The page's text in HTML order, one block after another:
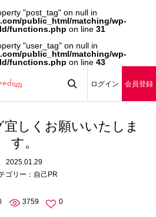
"post_tag" on null in
public_html/matching/wp-
functions.php on line 31
"user_tag" on null in
public_html/matching/wp-
functions.php on line 43

ログイン 会員登録
しくお願いいたしま
す。
2025.01.29
ゴリー： 自己PR
3759 0